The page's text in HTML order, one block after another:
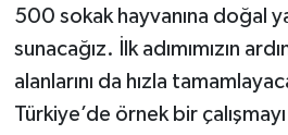
500 sokak hayvanına doğal
sunacağız. İlk adımımızın
alanlarını da hızla
Türkiye’de örnek bir